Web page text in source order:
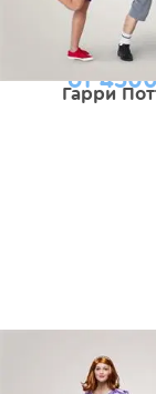
Гарри
от